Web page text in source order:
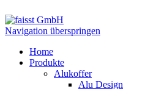
Navigation überspringen
Home
Produkte
Alukoffer
Alu Design